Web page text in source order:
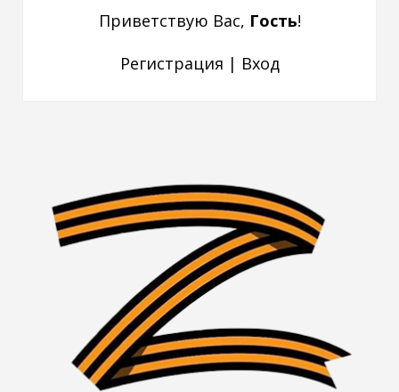
Приветствую Вас, Гость!
Регистрация | Вход